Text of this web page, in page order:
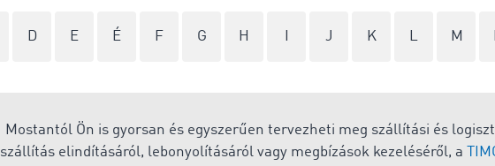
D E É F G H J K L M
Mostantól Ön is gyorsan és egyszerűen tervezheti meg szállítási és
szállítás elindításáról, lebonyolításáról vagy megbízások kezeléséről, a